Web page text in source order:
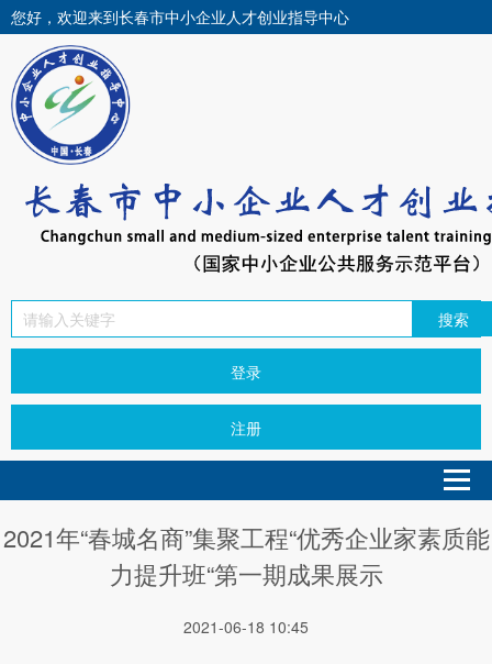
您好，欢迎来到长春市中小企业人才创业指导中心
搜索
登录
注册
2021年“春城名商”集聚工程“优秀企业家素质能
力提升班“第一期成果展示
2021-06-18 10:45